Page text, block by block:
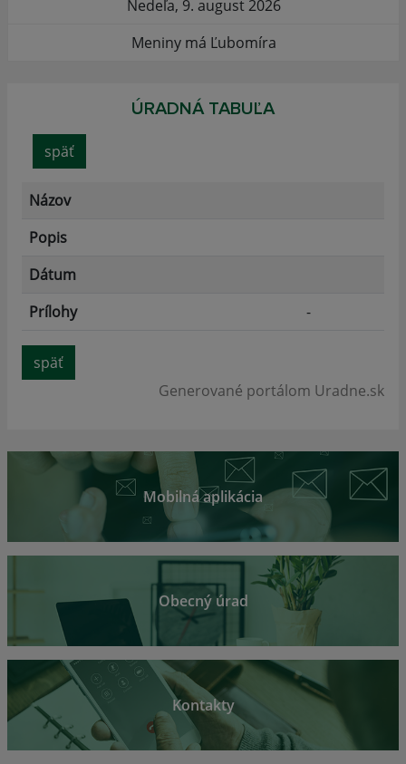
Nedeľa, 9. august 2026
Meniny má Ľubomíra
ÚRADNÁ TABUĽA
späť
Názov
Popis
Dátum
Prílohy
-
späť
Generované portálom Uradne.sk
Mobilná aplikácia
Obecný úrad
Kontakty